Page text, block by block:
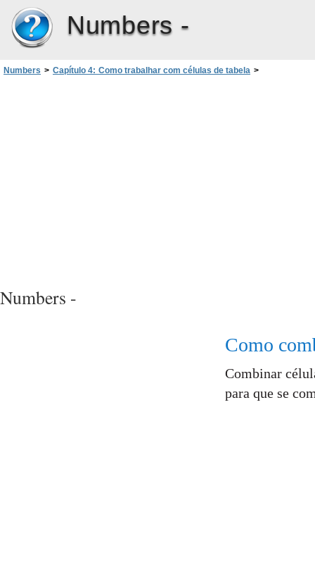
Numbers -
Numbers > Capítulo 4: Como trabalhar com células de tabela >
Numbers -
Como
Combinar
para que se